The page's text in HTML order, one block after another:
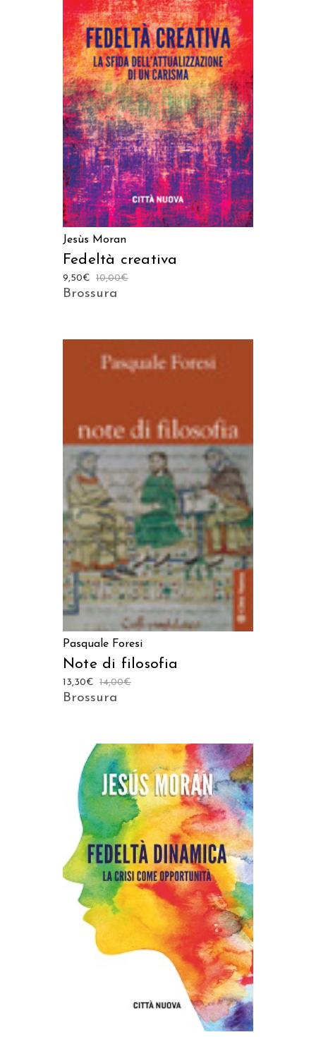
LEGGI TUTTO
Jesùs Moran
Fedeltà creativa
10,00€
9,50€
Brossura
AGGIUNGI AL CARRELLO
Pasquale Foresi
Note di filosofia
14,00€
13,30€
Brossura
AGGIUNGI AL CARRELLO